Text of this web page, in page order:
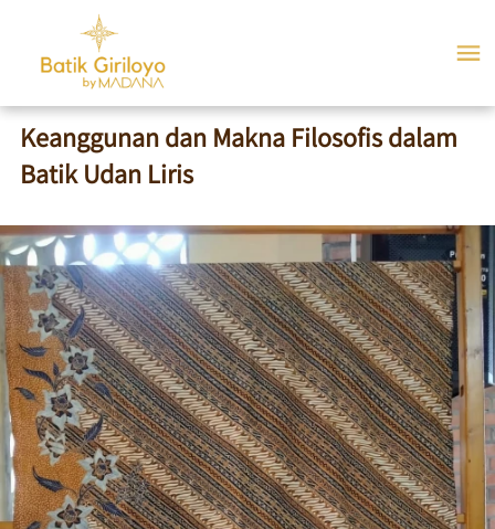
Keanggunan dan Makna Filosofis dalam
Batik Udan Liris